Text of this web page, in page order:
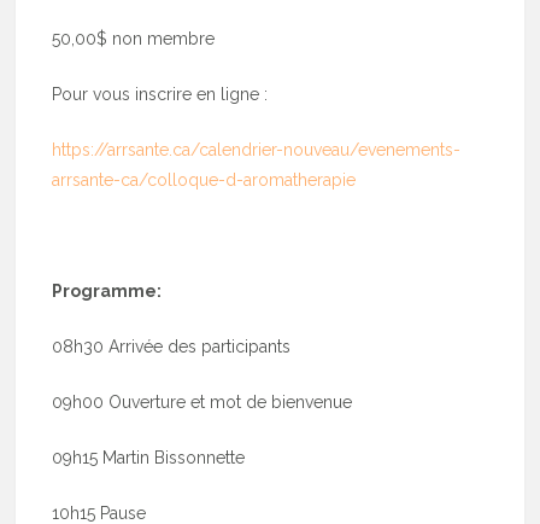
50,00$ non membre
Pour vous inscrire en ligne :
https://arrsante.ca/calendrier-nouveau/evenements-
arrsante-ca/colloque-d-aromatherapie
Programme:
08h30 Arrivée des participants
09h00 Ouverture et mot de bienvenue
09h15 Martin Bissonnette
10h15 Pause